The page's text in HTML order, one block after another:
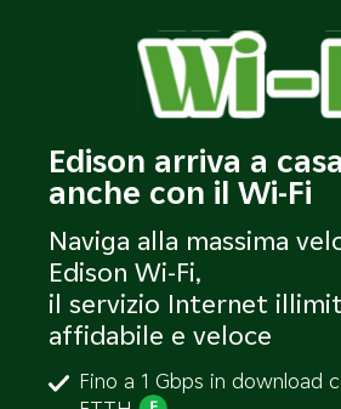
Edison arriva a
anche con il Wi-Fi
Naviga alla massima
Edison Wi-Fi,
il servizio Internet
affidabile e veloce
Fino a 1 Gbps in download